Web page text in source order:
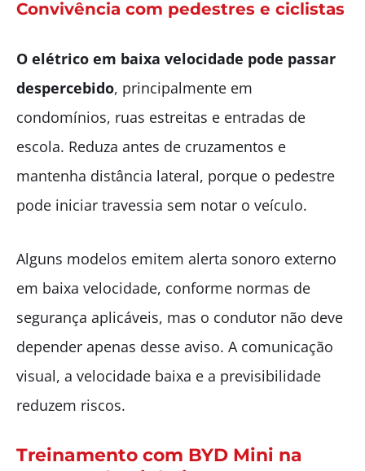
Convivência com pedestres e ciclistas
O elétrico em baixa velocidade pode passar
despercebido, principalmente em
condomínios, ruas estreitas e entradas de
escola. Reduza antes de cruzamentos e
mantenha distância lateral, porque o pedestre
pode iniciar travessia sem notar o veículo.
Alguns modelos emitem alerta sonoro externo
em baixa velocidade, conforme normas de
segurança aplicáveis, mas o condutor não deve
depender apenas desse aviso. A comunicação
visual, a velocidade baixa e a previsibilidade
reduzem riscos.
Treinamento com BYD Mini na